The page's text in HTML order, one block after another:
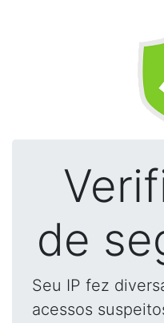
de
Seu IP fez
acessos